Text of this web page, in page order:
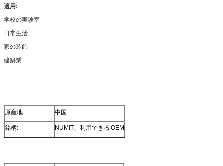
適用:
学校の実験室
日常生活
家の装飾
建築業
原産地: 中国
銘柄: NUMIT、利用できる OEM